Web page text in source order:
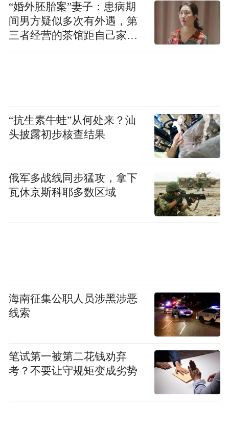
“婚外胚胎案”妻子：患病期
间男方疑似多次有外遇，第
三者经营的茶馆距自己家步
“抗生素牛蛙”从何处来？汕
头披露初步核查结果
俄军多战线同步猛攻，拿下
瓦休京斯科耶多数区域
海南征集公职人员涉黑涉恶
线索
笔试第一被第二花钱劝弃
考？不要让守规矩变成劣势